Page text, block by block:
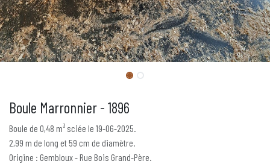
Boule Marronnier - 1896
Boule de 0,48 m³ sciée le 19-06-2025.
2,99 m de long et 59 cm de diamètre.
Origine : Gembloux - Rue Bois Grand-Père.